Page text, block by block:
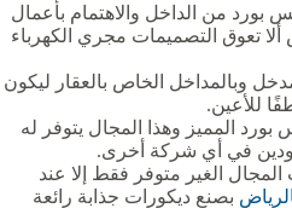
من الداخل والاهتمام بأعمال
ألا تعوق التصميمات مجري الكهرباء
وبالمداخل الخاص بالعقار ليكون
للأعين.
المميز وهذا المجال يتوفر له
في أي شركة أخرى.
الغير متوفر فقط إلا عند
بصنع ديكورات جذابة رائعة